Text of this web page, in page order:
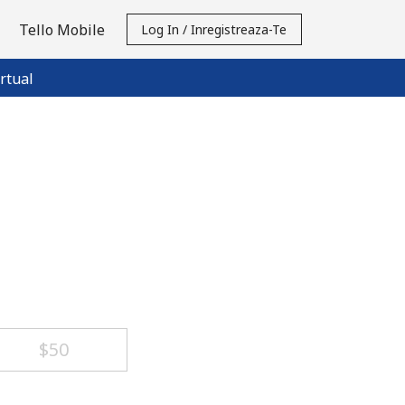
Tello Mobile Log In / Inregistreaza-Te
⁦$50⁩